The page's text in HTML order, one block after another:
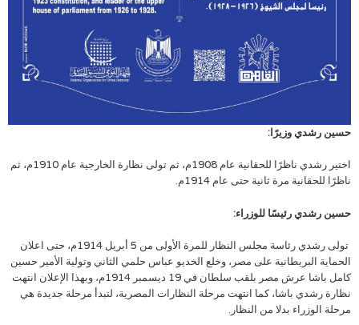
حسين رشدي وزيرًا:
اختير رشدي ناظرًا للحقانية عام 1908م، ثم تولى نظارة الخارجية عام 1910م، ثم
ناظرًا للحقانية مرة ثانية حتى عام 1914م.
حسين رشدي رئيسًا للوزراء:
تولى رشدي رئاسة مجلس النظار للمرة الأولى من 5 أبريل 1914م، حتى اعلان
الحماية البريطانية على مصر، وخلع الخديو عباس حلمي الثاني وتولية الأمير حسين
كامل باشا عرش مصر بلقب سلطان في 19 ديسمبر 1914م، وبهذا الإعلان انتهت
نظارة رشدي باشا، كما انتهت مرحلة النظارات المصرية، لتبدأ مرحلة جديدة هي
مرحلة الوزراء بدلا من النظار.